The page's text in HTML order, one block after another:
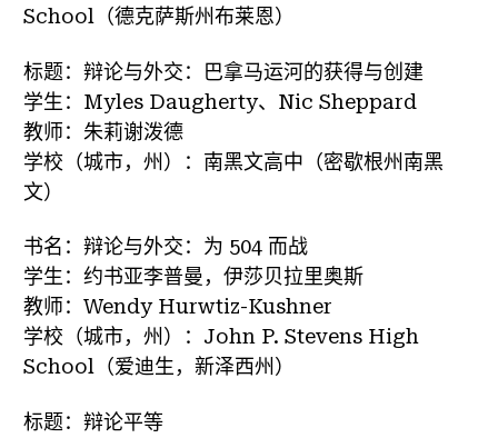
School（德克萨斯州布莱恩）
标题：辩论与外交：巴拿马运河的获得与创建
学生：Myles Daugherty、Nic Sheppard
教师：朱莉谢泼德
学校（城市，州）：南黑文高中（密歇根州南黑
文）
书名：辩论与外交：为 504 而战
学生：约书亚李普曼，伊莎贝拉里奥斯
教师：Wendy Hurwtiz-Kushner
学校（城市，州）：John P. Stevens High
School（爱迪生，新泽西州）
标题：辩论平等